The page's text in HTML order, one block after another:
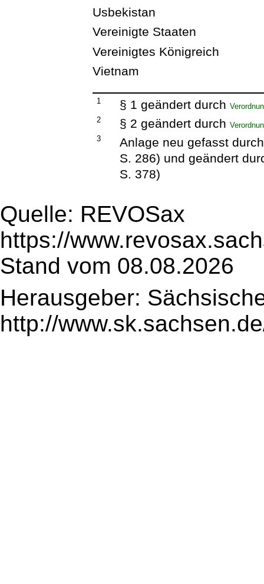
Usbekistan
Vereinigte Staaten
Vereinigtes Königreich
Vietnam
1 § 1 geändert durch
2
§ 2 geändert durch
3
Anlage neu gefasst
S. 286) und geändert
S. 378)
Quelle: REVOSax
https://
Stand vom 08.08.2026
Herausgeber:
http://